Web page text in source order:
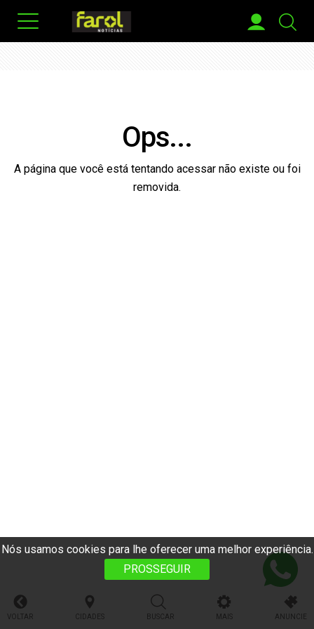
Nós usamos cookies para lhe oferecer uma melhor experiência.
PROSSEGUIR
Ops...
A página que você está tentando acessar não existe ou foi
removida.
VOLTAR CIDADES BUSCAR MAIS ANUNCIE